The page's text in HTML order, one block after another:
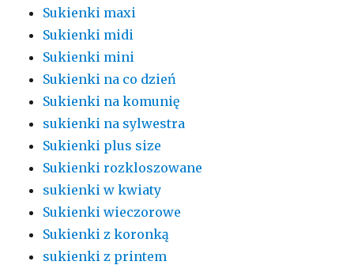
Sukienki maxi
Sukienki midi
Sukienki mini
Sukienki na co dzień
Sukienki na komunię
sukienki na sylwestra
Sukienki plus size
Sukienki rozkloszowane
sukienki w kwiaty
Sukienki wieczorowe
Sukienki z koronką
sukienki z printem